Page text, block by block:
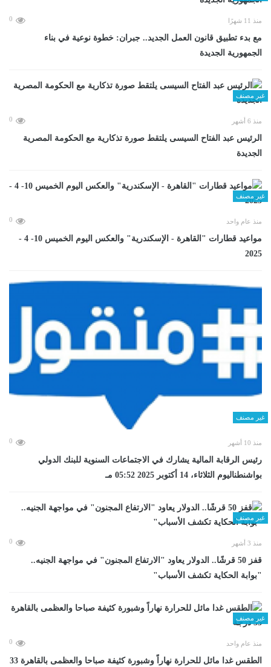
منذ 11 شهرًا 0
مع بدء تطبيق قانون العمل الجديد.. جبران: خطوة نوعية في بناء
الجمهورية الجديدة
غير مصنف
منذ 6 أشهر 0
الرئيس عبد الفتاح السيسى يلتقط صورة تذكارية مع الحكومة المصرية
الجديدة
غير مصنف
منذ عام واحد 0
مواعيد قطارات "القاهرة - الإسكندرية" والعكس اليوم الخميس 10- 4 -
2025
غير مصنف
منذ 10 أشهر 0
رئيس الرقابة المالية يشارك في الاجتماعات السنوية للبنك الدولي
بواشنطناليوم الثلاثاء، 14 أكتوبر 2025 05:52 مـ
غير مصنف
منذ 3 أشهر 0
قفز 50 قرشًا.. الدولار يعاود "الارتفاع المجنون" في مواجهة الجنيه..
"بوابة الحكاية تكشف الأسباب"
غير مصنف
منذ عام واحد 0
الطقس غدا مائل للحرارة نهاراً وشبورة كثيفة صباحا والعظمى بالقاهرة 33